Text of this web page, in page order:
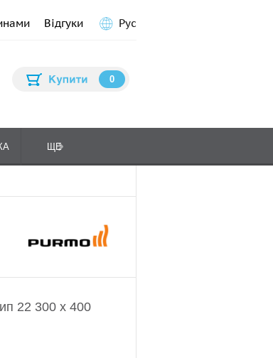
Відгуки Рус
0
ЩЕ
22 300 x 400